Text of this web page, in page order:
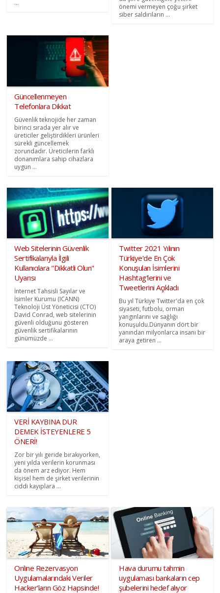
...
önemi vermeyen çoğu şirket
siber saldırıların ...
Güncellenmeyen
Telefonlara Dikkat
Güvenlik teknojide her zaman
birinci sırada yer alır ve
üreticiler geliştirdikleri ürünleri
sürekli güncellemek
zorundadır. Üreticilerin farklı
donanımlara sahip cihazlara
uygun ...
Web Sitelerinin Güvenlik
Sertifikalarıyla İlgili
Kullanıcılara "Dikkatli Olun"
Uyarısı
İnternet Tahsisli Sayılar ve
İsimler Kurumu (ICANN)
Teknoloji Üst Yöneticisi (CTO)
David Conrad, web sitelerinin
güvenli olduğunu gösteren
güvenlik sertifikalarının
günümüzde ...
Twitter 2021 Yılının
Türkiye'de En Çok
Konuşulan İsimlerini
Hashtag'lerini ve
Tweetlerini Açıkladı
Bu yıl Türkiye Twitter'da en çok
siyaseti, futbolu, orman
yangınlarını ve sağlığı
konuşuldu.Dünyanın dört bir
yanından milyonlarca insanı bir
araya getiren ...
VERİ KAYBINA DUR
DEMEK İSTEYENLERE 5
ÖNERİ!
Zor bir yılı geride bırakıyorken,
yeni yılda verilerin korunması
da önem arz ediyor. Hem
kişisel hem de şirket verilerinin
ciddi kayıplara ...
Online Rezervasyon
Uygulamalarındaki Veriler
Hacker'ların Göz Hapsinde!
Hava durumu tahmin
uygulaması bankaların cep
şubelerini hedef alıyor